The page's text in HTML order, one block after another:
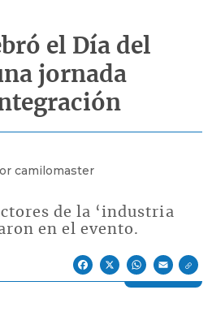
el Día del
jornada
camilomaster
de la ‘industria
en el evento.
FacebookX WhatsAppEmail